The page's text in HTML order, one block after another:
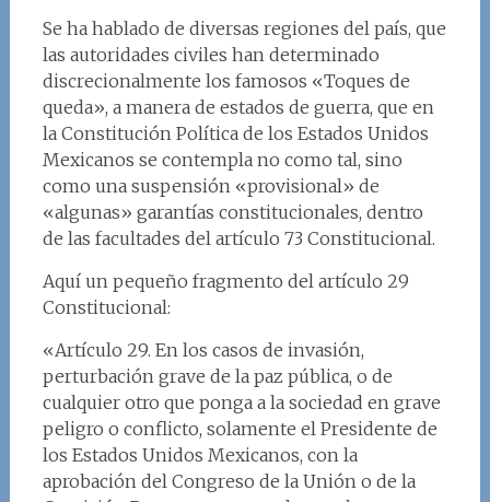
Se ha hablado de diversas regiones del país, que
las autoridades civiles han determinado
discrecionalmente los famosos «Toques de
queda», a manera de estados de guerra, que en
la Constitución Política de los Estados Unidos
Mexicanos se contempla no como tal, sino
como una suspensión «provisional» de
«algunas» garantías constitucionales, dentro
de las facultades del artículo 73 Constitucional.
Aquí un pequeño fragmento del artículo 29
Constitucional:
«Artículo 29. En los casos de invasión,
perturbación grave de la paz pública, o de
cualquier otro que ponga a la sociedad en grave
peligro o conflicto, solamente el Presidente de
los Estados Unidos Mexicanos, con la
aprobación del Congreso de la Unión o de la